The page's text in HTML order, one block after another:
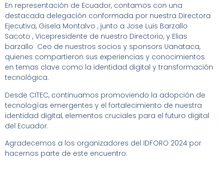
En representación de Ecuador, contamos con una
destacada delegación conformada por nuestra Directora
Ejecutiva, Gisela Montalvo , junto a Jose Luis Barzallo
Sacoto , Vicepresidente de nuestro Directorio, y Elias
barzallo Ceo de nuestros socios y sponsors Uanataca,
quienes compartieron sus experiencias y conocimientos
en temas clave como la identidad digital y transformación
tecnológica.
Desde CITEC, continuamos promoviendo la adopción de
tecnologías emergentes y el fortalecimiento de nuestra
identidad digital, elementos cruciales para el futuro digital
del Ecuador.
Agradecemos a los organizadores del IDFORO 2024 por
hacernos parte de este encuentro.